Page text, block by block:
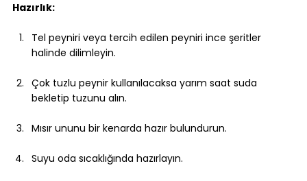
Hazırlık:
Tel peyniri veya tercih edilen peyniri ince şeritler
halinde dilimleyin.
Çok tuzlu peynir kullanılacaksa yarım saat suda
bekletip tuzunu alın.
Mısır ununu bir kenarda hazır bulundurun.
Suyu oda sıcaklığında hazırlayın.